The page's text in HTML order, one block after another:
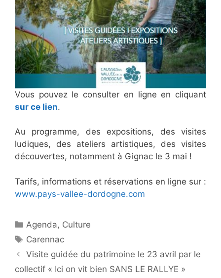
Vous pouvez le consulter en ligne en cliquant
sur ce lien.
Au programme, des expositions, des visites
ludiques, des ateliers artistiques, des visites
découvertes, notamment à Gignac le 3 mai !
Tarifs, informations et réservations en ligne sur :
www.pays-vallee-dordogne.com
Catégories
Agenda, Culture
Étiquettes
Carennac
Visite guidée du patrimoine le 23 avril par le
collectif « Ici on vit bien SANS LE RALLYE »